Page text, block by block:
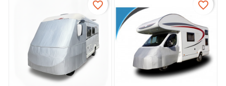
favorite_border favorite_border